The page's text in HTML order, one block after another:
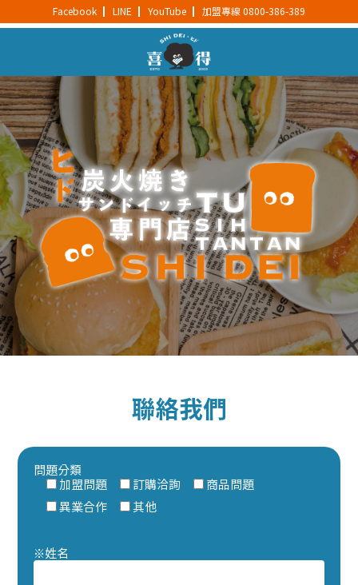
聯絡我們
問題分類
加盟問題
訂購洽詢
商品問題
異業合作
其他
※ 姓名
Facebook LINE YouTube 加盟專線 0800-386-389